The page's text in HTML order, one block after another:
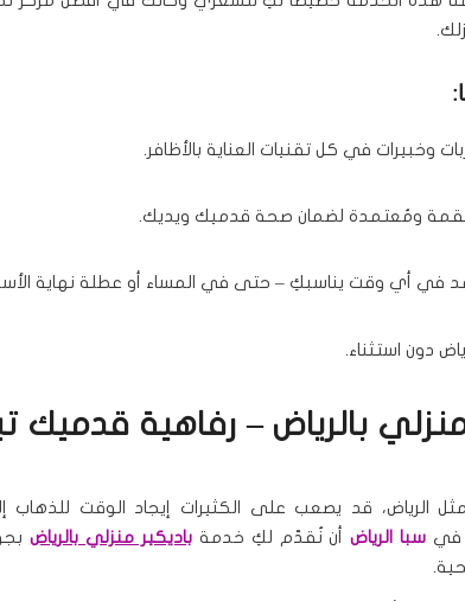
وخبيرات في كل تقنيات العناية بالأظافر.
ومُعتمدة لضمان صحة قدميك ويديك.
في أي وقت يناسبكِ – حتى في المساء أو عطلة نهاية
دون استثناء.
بالرياض – رفاهية قدميك
قد يصعب على الكثيرات إيجاد الوقت للذهاب
في سبا الرياضأن نُقدّم لكِ خدمةباديكير منزلي بالرياض